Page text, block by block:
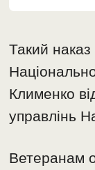
Такий
Клименко
управлінь
Ветеранам